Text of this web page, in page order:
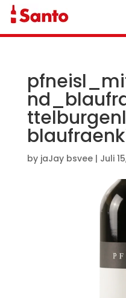
by jaJay bsvee| Juli